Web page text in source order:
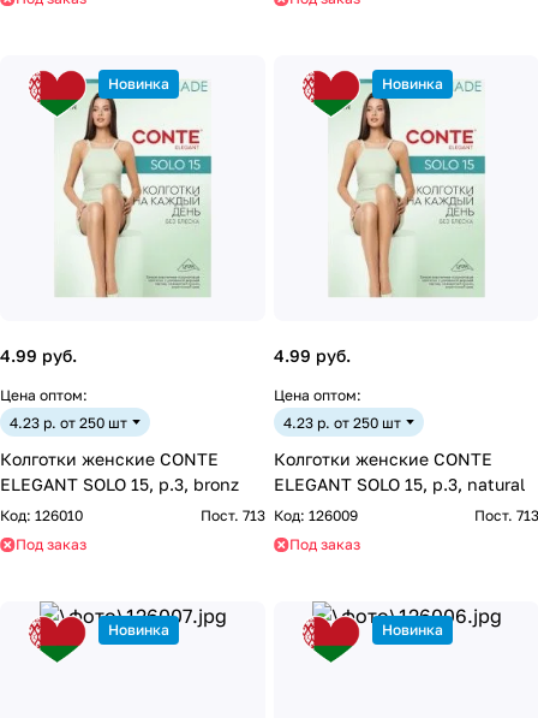
Новинка
4.99 руб.
Цена оптом:
4.23 р. от 250 шт
Колготки женские CONTE
ELEGANT SOLO 15, р.3, bronz
Код: 126010
Пост. 713
Под заказ
Новинка
4.99 руб.
Цена оптом:
4.23 р. от 250 шт
Колготки женские CONTE
ELEGANT SOLO 15, р.3, natural
Код: 126009
Пост. 713
Под заказ
Новинка Новинка